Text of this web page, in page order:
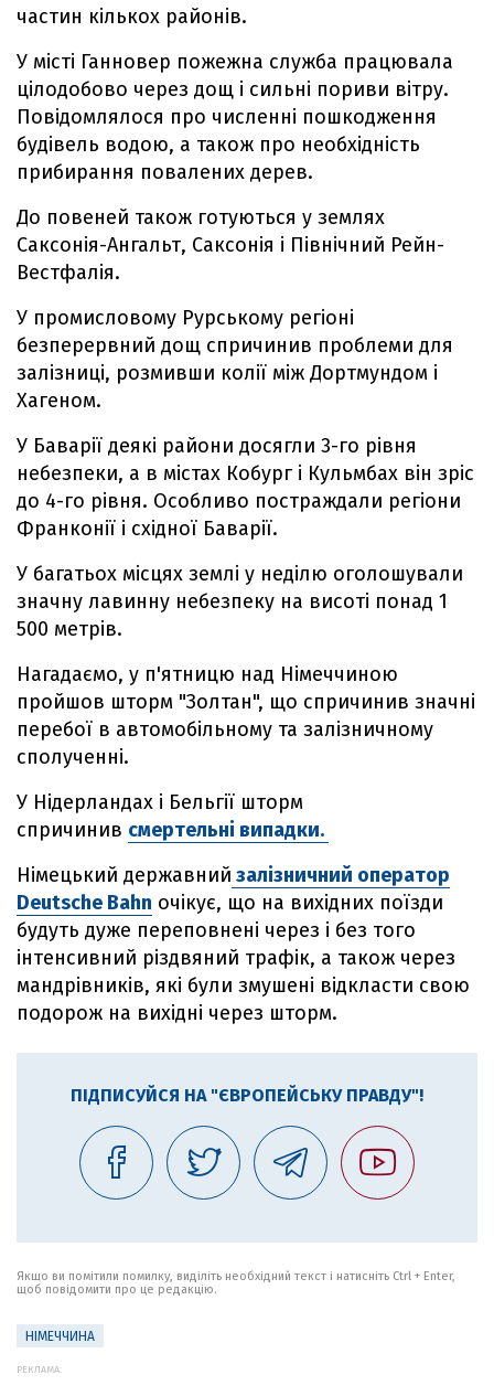
частин кількох районів.
У місті Ганновер пожежна служба працювала
цілодобово через дощ і сильні пориви вітру.
Повідомлялося про численні пошкодження
будівель водою, а також про необхідність
прибирання повалених дерев.
До повеней також готуються у землях
Саксонія-Ангальт, Саксонія і Північний Рейн-
Вестфалія.
У промисловому Рурському регіоні
безперервний дощ спричинив проблеми для
залізниці, розмивши колії між Дортмундом і
Хагеном.
У Баварії деякі райони досягли 3-го рівня
небезпеки, а в містах Кобург і Кульмбах він зріс
до 4-го рівня. Особливо постраждали регіони
Франконії і східної Баварії.
У багатьох місцях землі у неділю оголошували
значну лавинну небезпеку на висоті понад 1
500 метрів.
Нагадаємо, у п'ятницю над Німеччиною
пройшов шторм "Золтан", що спричинив значні
перебої в автомобільному та залізничному
сполученні.
У Нідерландах і Бельгії шторм
спричинив смертельні випадки.
Німецький державний залізничний оператор
Deutsche Bahn очікує, що на вихідних поїзди
будуть дуже переповнені через і без того
інтенсивний різдвяний трафік, а також через
мандрівників, які були змушені відкласти свою
подорож на вихідні через шторм.
ПІДПИСУЙСЯ НА "ЄВРОПЕЙСЬКУ ПРАВДУ"!
Якщо ви помітили помилку, виділіть необхідний текст і натисніть Ctrl + Enter,
щоб повідомити про це редакцію.
НІМЕЧЧИНА
РЕКЛАМА: